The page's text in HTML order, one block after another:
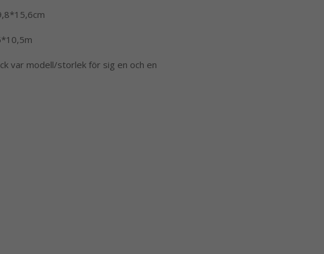
var modell/storlek för sig en och en